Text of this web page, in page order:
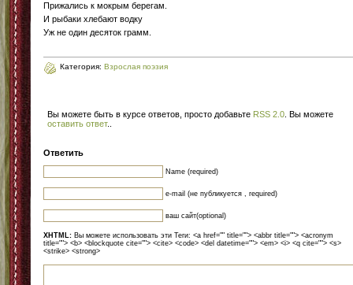
Прижались к мокрым берегам.
И рыбаки хлебают водку
Уж не один десяток грамм.
Категория: Взрослая поэзия
Вы можете быть в курсе ответов, просто добавьте RSS 2.0 . Вы можете
оставить ответ.
Ответить
Name (required)
e-mail (не публикуется , required)
ваш сайт(optional)
XHTML: Вы можете использовать эти Теги: <a href="" title=""> <abbr title=""> <acronym
title=""> <b> <blockquote cite=""> <cite> <code> <del datetime=""> <em> <i> <q cite=""> <s>
<strike> <strong>